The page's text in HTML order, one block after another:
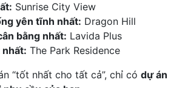
Sunrise City View
yên tĩnh nhất: Dragon Hill
bằng nhất: Lavida Plus
nhất: The Park Residence
“tốt nhất cho tất cả”, chỉ códự án